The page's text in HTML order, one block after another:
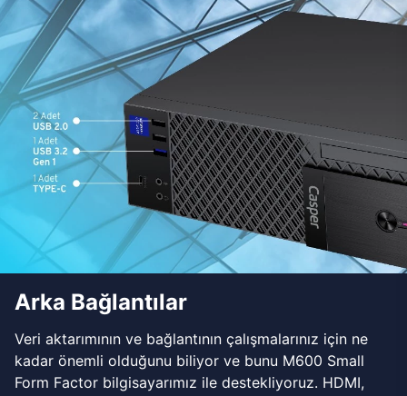
Arka Bağlantılar
Veri aktarımının ve bağlantının çalışmalarınız için ne
kadar önemli olduğunu biliyor ve bunu M600 Small
Form Factor bilgisayarımız ile destekliyoruz. HDMI,